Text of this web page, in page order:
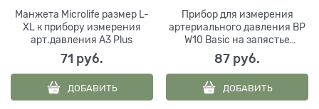
Манжета Microlife размер L-
XL к прибору измерения
арт.давления A3 Plus
71 руб.
ДОБАВИТЬ
Прибор для измерения
артериального давления BP
W10 Basic на запястье
электронный, Microlife AG
87 руб.
ДОБАВИТЬ